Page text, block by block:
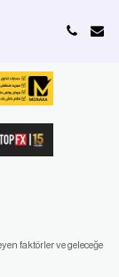
faktörler ve geleceğe